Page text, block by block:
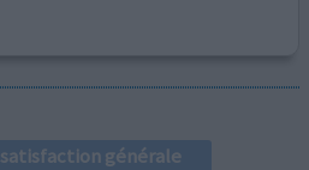
satisfaction générale